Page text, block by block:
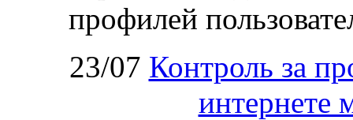
профилей
23/07 Контроль за
интернете